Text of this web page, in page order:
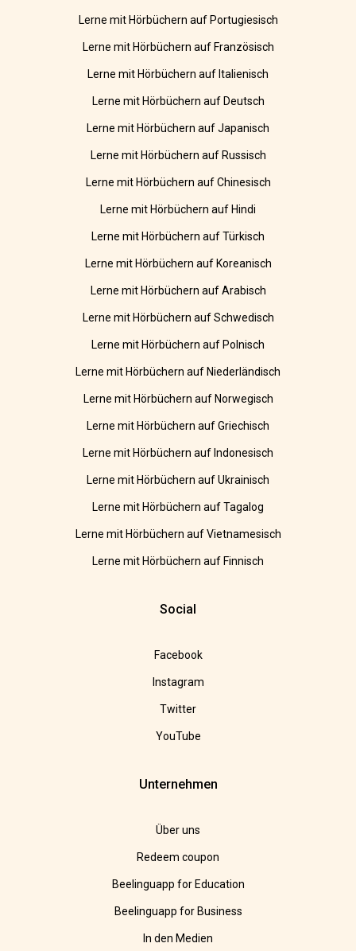
Lerne mit Hörbüchern auf Portugiesisch
Lerne mit Hörbüchern auf Französisch
Lerne mit Hörbüchern auf Italienisch
Lerne mit Hörbüchern auf Deutsch
Lerne mit Hörbüchern auf Japanisch
Lerne mit Hörbüchern auf Russisch
Lerne mit Hörbüchern auf Chinesisch
Lerne mit Hörbüchern auf Hindi
Lerne mit Hörbüchern auf Türkisch
Lerne mit Hörbüchern auf Koreanisch
Lerne mit Hörbüchern auf Arabisch
Lerne mit Hörbüchern auf Schwedisch
Lerne mit Hörbüchern auf Polnisch
Lerne mit Hörbüchern auf Niederländisch
Lerne mit Hörbüchern auf Norwegisch
Lerne mit Hörbüchern auf Griechisch
Lerne mit Hörbüchern auf Indonesisch
Lerne mit Hörbüchern auf Ukrainisch
Lerne mit Hörbüchern auf Tagalog
Lerne mit Hörbüchern auf Vietnamesisch
Lerne mit Hörbüchern auf Finnisch
Social
Facebook
Instagram
Twitter
YouTube
Unternehmen
Über uns
Redeem coupon
Beelinguapp for Education
Beelinguapp for Business
In den Medien